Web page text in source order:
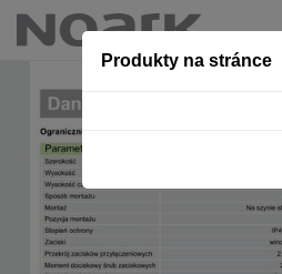
Produkty na stránce